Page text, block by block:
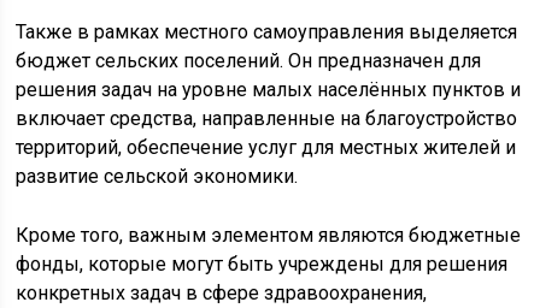
Также в рамках местного самоуправления выделяется
бюджет сельских поселений. Он предназначен для
решения задач на уровне малых населённых пунктов и
включает средства, направленные на благоустройство
территорий, обеспечение услуг для местных жителей и
развитие сельской экономики.
Кроме того, важным элементом являются бюджетные
фонды, которые могут быть учреждены для решения
конкретных задач в сфере здравоохранения,